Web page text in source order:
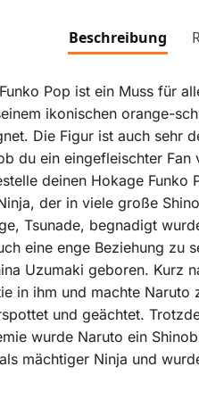
Beschreibung
Pop ist ein Muss für
ikonischen orange-
Die Figur ist auch sehr
du ein eingefleischter
deinen Hokage
der in viele große
Tsunade, begnadigt
eine enge Beziehung
Uzumaki geboren. Kurz
in ihm und machte
und geächtet.
wurde Naruto ein
mächtiger Ninja und